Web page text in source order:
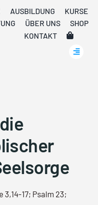
AUSBILDUNG
KURSE
ÜBER UNS
SHOP
KONTAKT
3,14-17; Psalm 23;